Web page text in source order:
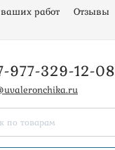
работ Отзывы
977-329-12-08